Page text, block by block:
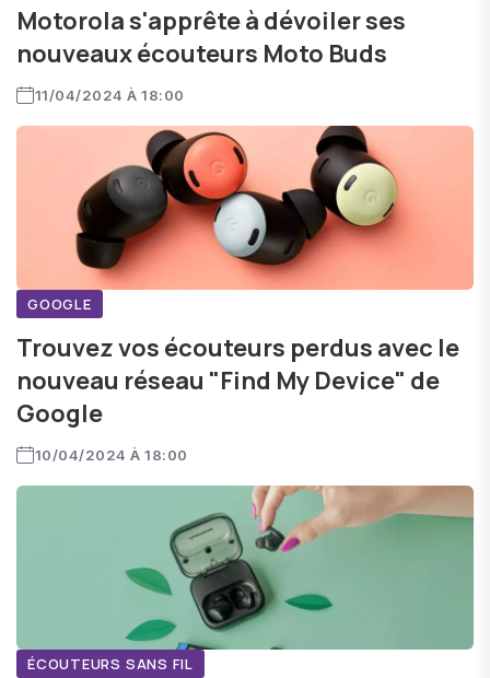
Motorola s'apprête à dévoiler ses
nouveaux écouteurs Moto Buds
11/04/2024 À 18:00
GOOGLE
Trouvez vos écouteurs perdus avec le
nouveau réseau "Find My Device" de
Google
10/04/2024 À 18:00
ÉCOUTEURS SANS FIL